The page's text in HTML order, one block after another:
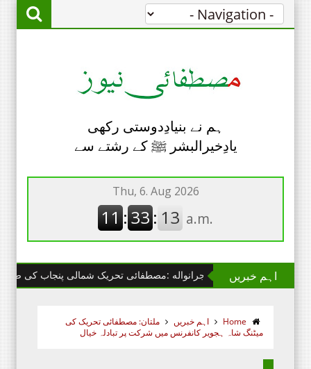
ہم نے بنیادِدوستی رکھی
یادِخیرالبشر ﷺ کے رشتے سے
اہم خبریںگوجرانواله :مصطفائی تحریک شمالی پنجاب کی صوبائی
Home اہم خبریں
ملتان: مصطفائی تحریک کی
میٹنگ شاہ ہجویر کانفرنس میں شرکت پر تبادلہ خیال